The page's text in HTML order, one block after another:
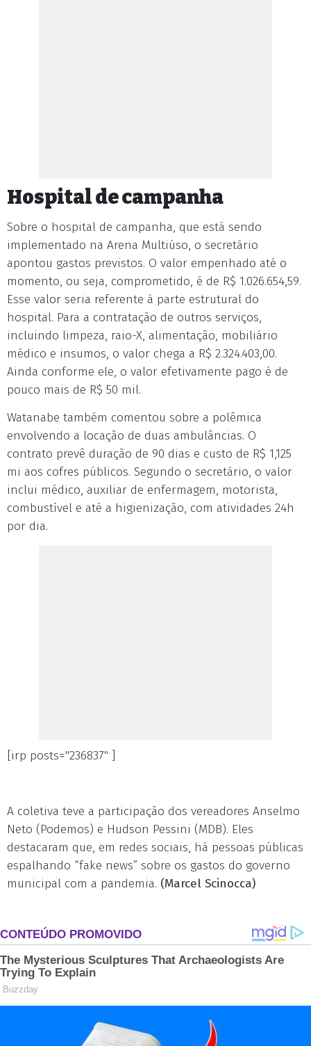
Hospital de campanha
Sobre o hospital de campanha, que está sendo
implementado na Arena Multiúso, o secretário
apontou gastos previstos. O valor empenhado até o
momento, ou seja, comprometido, é de R$ 1.026.654,59.
Esse valor seria referente à parte estrutural do
hospital. Para a contratação de outros serviços,
incluindo limpeza, raio-X, alimentação, mobiliário
médico e insumos, o valor chega a R$ 2.324.403,00.
Ainda conforme ele, o valor efetivamente pago é de
pouco mais de R$ 50 mil.
Watanabe também comentou sobre a polêmica
envolvendo a locação de duas ambulâncias. O
contrato prevê duração de 90 dias e custo de R$ 1,125
mi aos cofres públicos. Segundo o secretário, o valor
inclui médico, auxiliar de enfermagem, motorista,
combustível e até a higienização, com atividades 24h
por dia.
[irp posts="236837" ]
A coletiva teve a participação dos vereadores Anselmo
Neto (Podemos) e Hudson Pessini (MDB). Eles
destacaram que, em redes sociais, há pessoas públicas
espalhando “fake news” sobre os gastos do governo
municipal com a pandemia. (Marcel Scinocca)